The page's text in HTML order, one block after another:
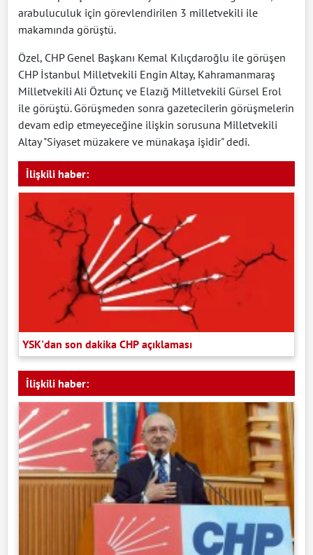
arabuluculuk için görevlendirilen 3 milletvekili ile
makamında görüştü.
Özel, CHP Genel Başkanı Kemal Kılıçdaroğlu ile görüşen
CHP İstanbul Milletvekili Engin Altay, Kahramanmaraş
Milletvekili Ali Öztunç ve Elazığ Milletvekili Gürsel Erol
ile görüştü. Görüşmeden sonra gazetecilerin görüşmelerin
devam edip etmeyeceğine ilişkin sorusuna Milletvekili
Altay "Siyaset müzakere ve münakaşa işidir" dedi.
İlişkili haber:
YSK'dan son dakika CHP açıklaması
İlişkili haber: